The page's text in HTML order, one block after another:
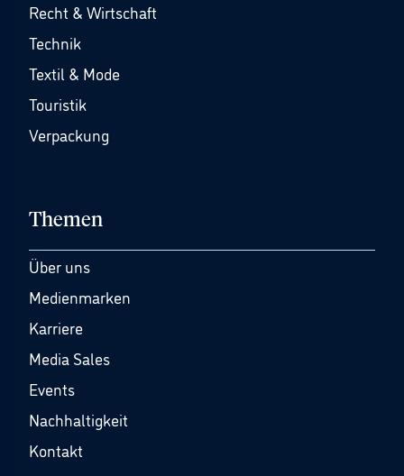
Recht & Wirtschaft
Technik
Textil & Mode
Touristik
Verpackung
Themen
Über uns
Medienmarken
Karriere
Media Sales
Events
Nachhaltigkeit
Kontakt